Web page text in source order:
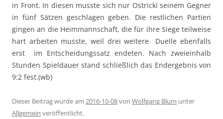
in Front. In diesen musste sich nur Ostricki seinem Gegner
in fünf Sätzen geschlagen geben. Die restlichen Partien
gingen an die Heimmannschaft, die für ihre Siege teilweise
hart arbeiten musste, weil drei weitere Duelle ebenfalls
erst im Entscheidungssatz endeten. Nach zweieinhalb
Stunden Spieldauer stand schließlich das Endergebnis von
9:2 fest.(wb)
Dieser Beitrag wurde am 2016-10-08von Wolfgang Blum unter
Allgemein veröffentlicht.